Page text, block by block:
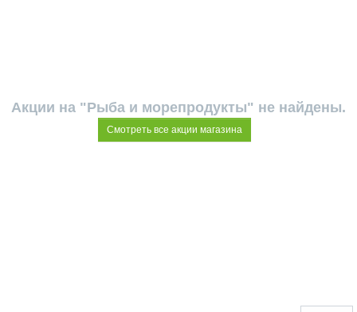
Акции на "Рыба и морепродукты" не найдены.
Смотреть все акции магазина